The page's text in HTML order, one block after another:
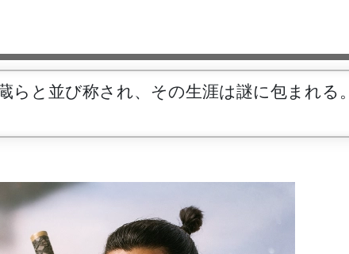
らと並び称され、その生涯は謎に包まれる